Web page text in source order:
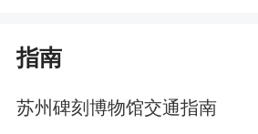
指南
苏州碑刻博物馆交通指南